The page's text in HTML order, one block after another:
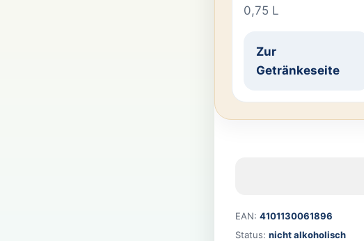
0,75 L
Zur
Getränkeseite
EAN: 4101130061896
Status: nicht alkoholisch